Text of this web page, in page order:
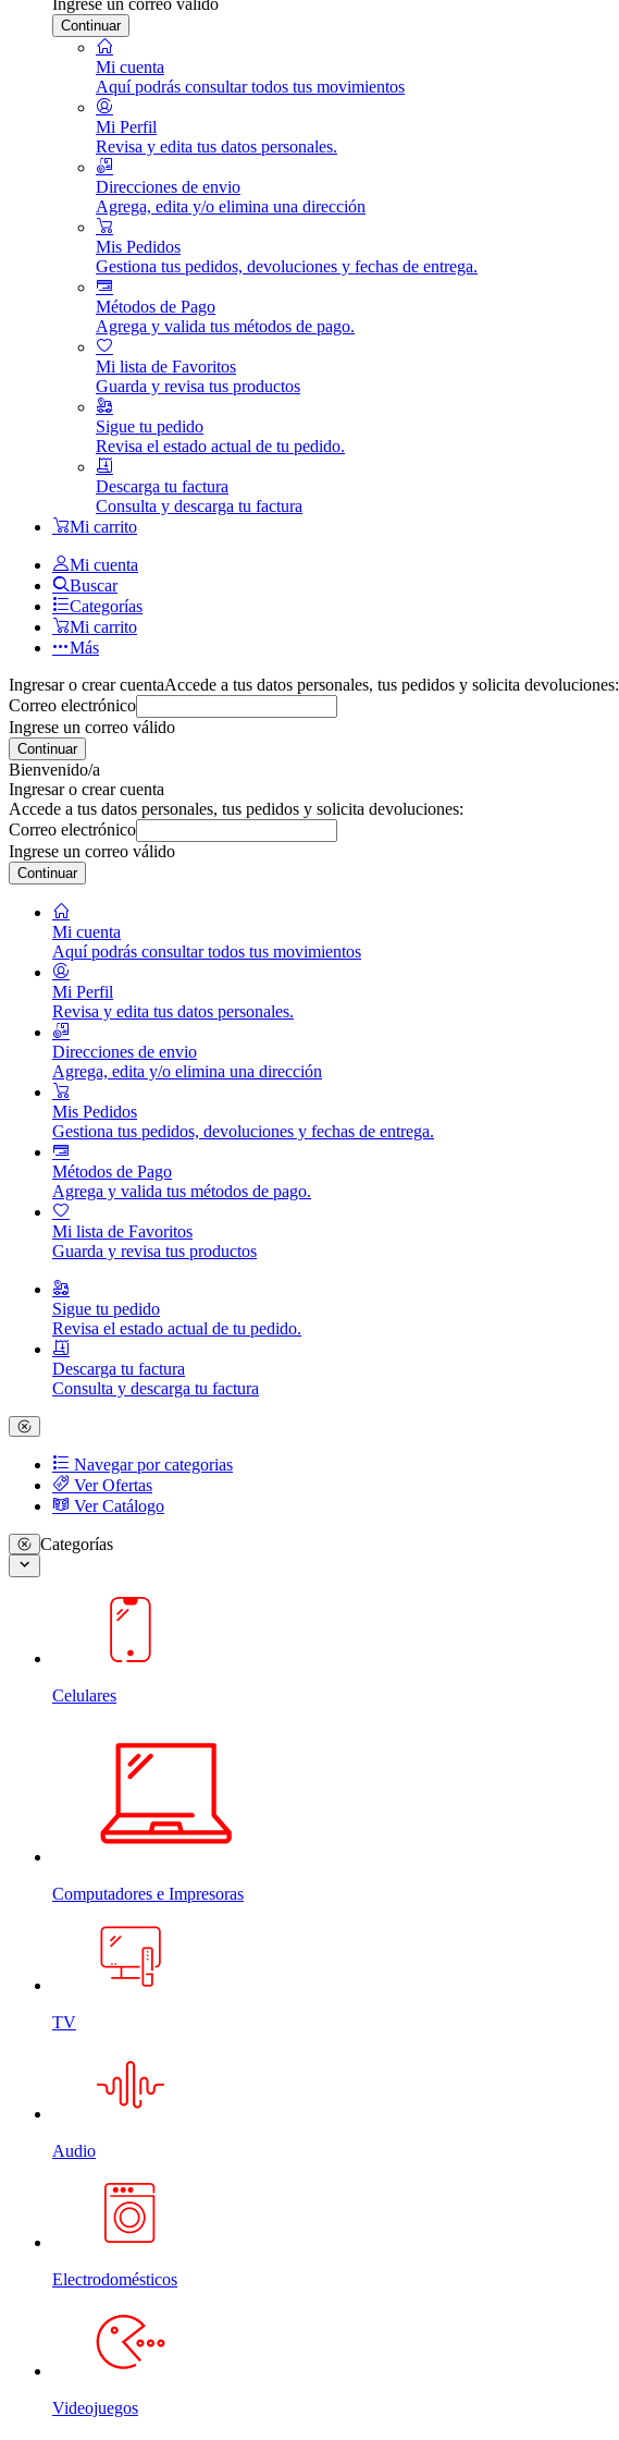
Continuar
Mi cuenta
Aquí podrás consultar todos tus movimientos
Mi Perfil
Revisa y edita tus datos personales.
Direcciones de envio
Agrega, edita y/o elimina una dirección
Mis Pedidos
Gestiona tus pedidos, devoluciones y fechas de entrega.
Métodos de Pago
Agrega y valida tus métodos de pago.
Mi lista de Favoritos
Guarda y revisa tus productos
Sigue tu pedido
Revisa el estado actual de tu pedido.
Descarga tu factura
Consulta y descarga tu factura
Mi carrito
Mi cuenta
Buscar
Categorías
Mi carrito
Más
Ingresar o crear cuentaAccede a tus datos personales, tus pedidos y solicita devoluciones:
Correo electrónico
Ingrese un correo válido
Continuar
Bienvenido/a
Ingresar o crear cuenta
Accede a tus datos personales, tus pedidos y solicita devoluciones:
Correo electrónico
Ingrese un correo válido
Continuar
Mi cuenta
Aquí podrás consultar todos tus movimientos
Mi Perfil
Revisa y edita tus datos personales.
Direcciones de envio
Agrega, edita y/o elimina una dirección
Mis Pedidos
Gestiona tus pedidos, devoluciones y fechas de entrega.
Métodos de Pago
Agrega y valida tus métodos de pago.
Mi lista de Favoritos
Guarda y revisa tus productos
Sigue tu pedido
Revisa el estado actual de tu pedido.
Descarga tu factura
Consulta y descarga tu factura
Navegar por categorias
Ver Ofertas
Ver Catálogo
Categorías
Celulares
Computadores e Impresoras
TV
Audio
Electrodomésticos
Videojuegos